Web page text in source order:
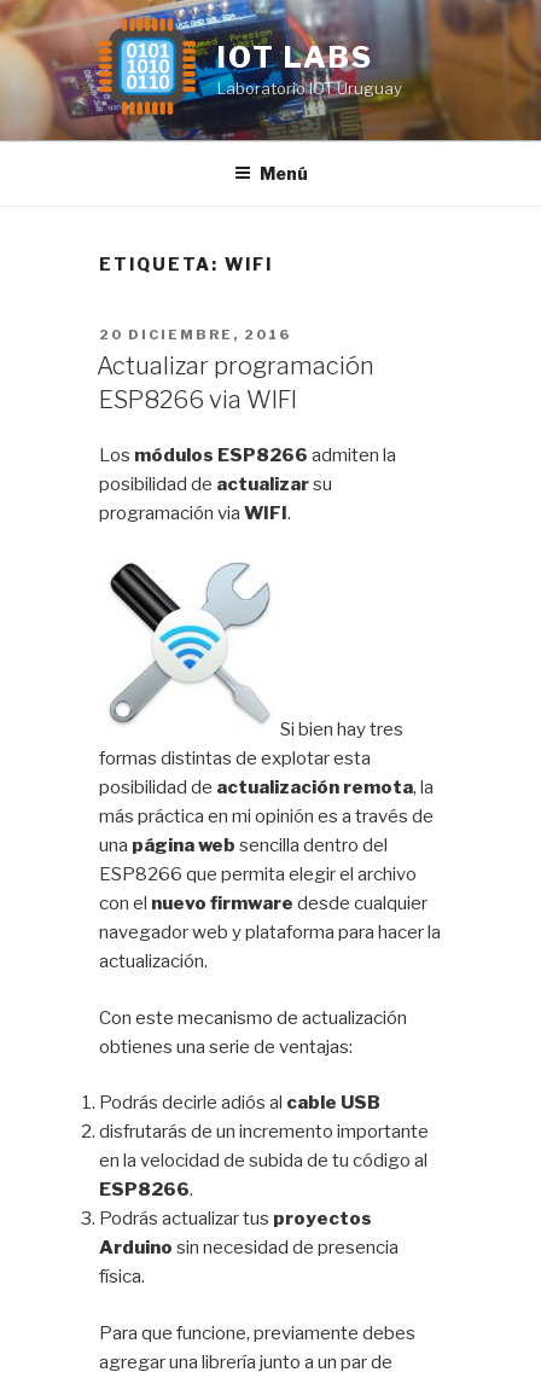
Saltar
al
contenido
IOT LABS
Laboratorio IOT Uruguay
Menú
ETIQUETA: WIFI
PUBLICADO
EL
20 DICIEMBRE, 2016
Actualizar programación
ESP8266 via WIFI
Los módulos ESP8266 admiten la
posibilidad de actualizarsu
programación viaWIFI.
Si bien hay tres
formas distintas de explotar esta
posibilidad de actualización remota, la
más práctica en mi opinión es a través de
una página web sencilla dentro del
ESP8266 que permita elegir el archivo
con el nuevo firmware desde cualquier
navegador web y plataforma para hacer la
actualización.
Con este mecanismo de actualización
obtienes una serie de ventajas:
Podrás decirle adiós al cable USB
disfrutarás de un incremento importante
en la velocidad de subida de tu código al
ESP8266.
Podrás actualizar tus proyectos
Arduino sin necesidad de presencia
física.
Para que funcione, previamente debes
agregar una librería junto a un par de